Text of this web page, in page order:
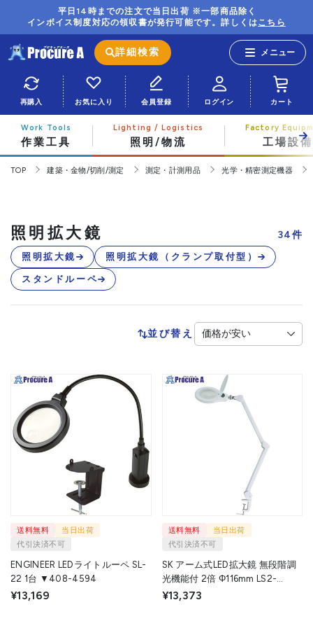
平日14時までの注文で当日出荷 ※一部商品除く
インボイス制度対応の領収書が発行可能です。詳しくはこちら
詳細検索
再購入 お気に入り 会員登録 ログイン カート
作業工具 照明/物流 工場設備
TOP 建築・金物/切削/測定 測定・計測用品 光学・精密測定機器
照明拡大鏡 34件
照明拡大鏡 照明拡大鏡（クランプ取付型）
スタンドルーペ
並び替え
送料無料
当日出荷
代引決済不可
ENGINEER LEDライトルーペ SL-
22 1台 ▼408-4594
¥13,169
送料無料
当日出荷
代引決済不可
SK アーム式LED拡大鏡 無段階調
光機能付 2倍 Φ116mm LS2-
125AD 1台 ▼412-9489
¥13,373